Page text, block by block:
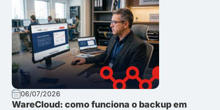
06/07/2026
WareCloud: como funciona o backup em